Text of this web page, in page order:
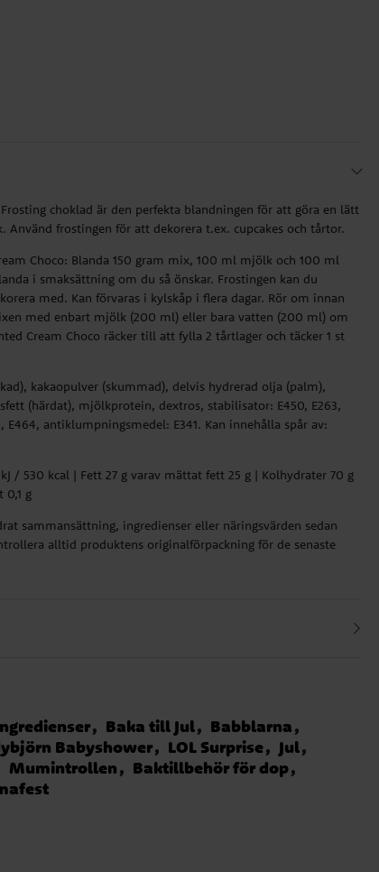
Frosting choklad är den perfekta blandningen för att göra en lätt
Använd frostingen för att dekorera t.ex. cupcakes och tårtor.
Choco: Blanda 150 gram mix, 100 ml mjölk och 100 ml
i smaksättning om du så önskar. Frostingen kan du
med. Kan förvaras i kylskåp i flera dagar. Rör om innan
med enbart mjölk (200 ml) eller bara vatten (200 ml) om
Cream Choco räcker till att fylla 2 tårtlager och täcker 1 st
kakaopulver (skummad), delvis hydrerad olja (palm),
(härdat), mjölkprotein, dextros, stabilisator: E450, E263,
E464, antiklumpningsmedel: E341. Kan innehålla spår av:
/ 530 kcal | Fett 27 g varav mättat fett 25 g | Kolhydrater 70 g
0,1 g
sammansättning, ingredienser eller näringsvärden sedan
alltid produktens originalförpackning för de senaste
Baka till Jul
Babblarna
Babyshower LOL Surprise
Jul
Mumintrollen
Baktillbehör för dop